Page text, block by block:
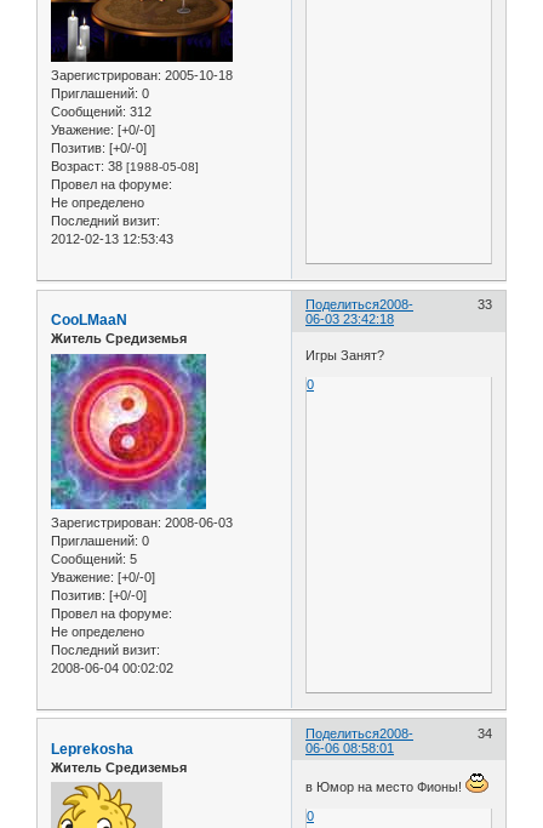
Зарегистрирован: 2005-10-18
Приглашений: 0
Сообщений: 312
Уважение: [+0/-0]
Позитив: [+0/-0]
Возраст: 38 [1988-05-08]
Провел на форуме:
Не определено
Последний визит:
2012-02-13 12:53:43
Поделиться 33
2008-
06-03 23:42:18
CooLMaaN
Житель Средиземья
Зарегистрирован: 2008-06-03
Приглашений: 0
Сообщений: 5
Уважение: [+0/-0]
Позитив: [+0/-0]
Провел на форуме:
Не определено
Последний визит:
2008-06-04 00:02:02
Игры Занят?
0
Поделиться 34
2008-
06-06 08:58:01
Leprekosha
Житель Средиземья
в Юмор на место Фионы!
0